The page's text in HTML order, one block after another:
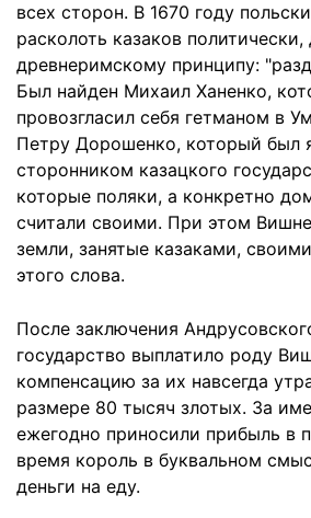
всех сторон. В 1670 году
расколоть казаков политически,
древнеримскому принципу:
Был найден Михаил Ханенко,
провозгласил себя гетманом в
Петру Дорошенко, который был
сторонником казацкого
которые поляки, а конкретно
считали своими. При этом
земли, занятые казаками,
этого слова.
После заключения
государство выплатило роду
компенсацию за их навсегда
размере 80 тысяч злотых. За
ежегодно приносили прибыль в
время король в буквальном
деньги на еду.